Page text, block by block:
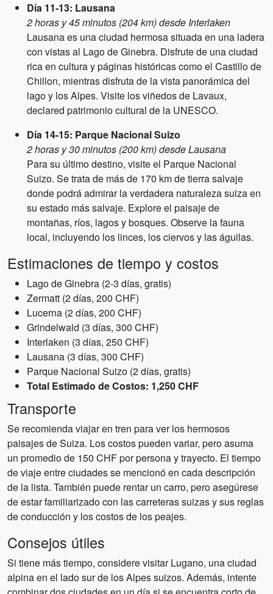
Día 11-13: Lausana
2 horas y 45 minutos (204 km) desde Interlaken
Lausana es una ciudad hermosa situada en una ladera
con vistas al Lago de Ginebra. Disfrute de una ciudad
rica en cultura y páginas históricas como el Castillo de
Chillon, mientras disfruta de la vista panorámica del
lago y los Alpes. Visite los viñedos de Lavaux,
declared patrimonio cultural de la UNESCO.
Día 14-15: Parque Nacional Suizo
2 horas y 30 minutos (200 km) desde Lausana
Para su último destino, visite el Parque Nacional
Suizo. Se trata de más de 170 km de tierra salvaje
donde podrá admirar la verdadera naturaleza suiza en
su estado más salvaje. Explore el paisaje de
montañas, ríos, lagos y bosques. Observe la fauna
local, incluyendo los linces, los ciervos y las águilas.
Estimaciones de tiempo y costos
Lago de Ginebra (2-3 días, gratis)
Zermatt (2 días, 200 CHF)
Lucerna (2 días, 200 CHF)
Grindelwald (3 días, 300 CHF)
Interlaken (3 días, 250 CHF)
Lausana (3 días, 300 CHF)
Parque Nacional Suizo (2 días, gratis)
Total Estimado de Costos: 1,250 CHF
Transporte
Se recomienda viajar en tren para ver los hermosos
paisajes de Suiza. Los costos pueden variar, pero asuma
un promedio de 150 CHF por persona y trayecto. El tiempo
de viaje entre ciudades se mencionó en cada descripción
de la lista. También puede rentar un carro, pero asegúrese
de estar familiarizado con las carreteras suizas y sus reglas
de conducción y los costos de los peajes.
Consejos útiles
Si tiene más tiempo, considere visitar Lugano, una ciudad
alpina en el lado sur de los Alpes suizos. Además, intente